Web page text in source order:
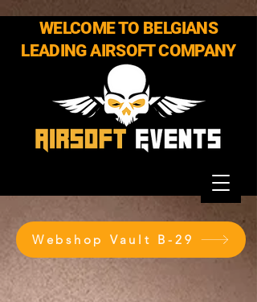
WELCOME TO BELGIANS
LEADING AIRSOFT COMPANY
Webshop Vault B-29